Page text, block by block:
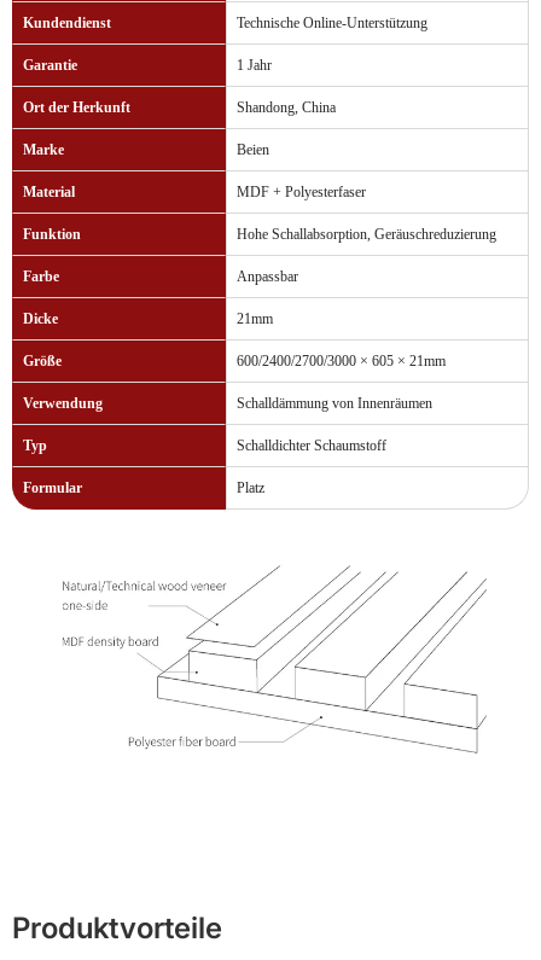
Kundendienst Technische Online-Unterstützung
Garantie 1 Jahr
Ort der Herkunft Shandong, China
Marke Beien
Material MDF + Polyesterfaser
Funktion Hohe Schallabsorption, Geräuschreduzierung
Farbe Anpassbar
Dicke 21mm
Größe 600/2400/2700/3000 × 605 × 21mm
Verwendung Schalldämmung von Innenräumen
Typ Schalldichter Schaumstoff
Formular Platz
Produktvorteile